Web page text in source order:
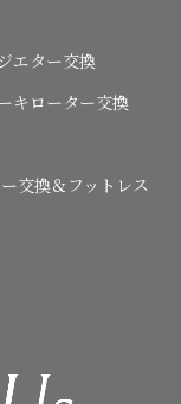
エター交換
キローター交換
交換＆フットレス